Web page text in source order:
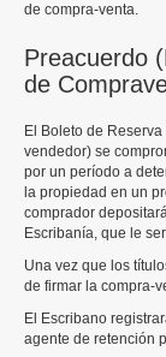
de compra-venta.
Preacuerdo
de
El Boleto de
vendedor) se
por un período a
la propiedad en un
comprador
Escribanía, que le
Una vez que los
de firmar la compra-
El Escribano
agente de retención